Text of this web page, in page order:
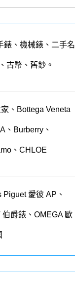
錶、機械錶、二手名
古幣、舊鈔。
、Bottega Veneta
、Burberry、
、CHLOE
Piguet 愛彼 AP 、
伯爵錶、 OMEGA 歐